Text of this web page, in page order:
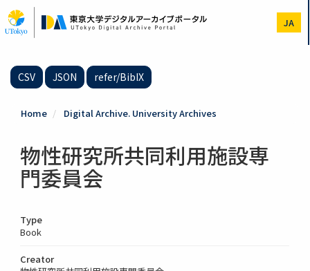
to
main
JA
CSV JSON refer/BibIX
Home Digital Archive. University Archives
物性研究所共同利用施設専
門委員会
Type
Book
Creator